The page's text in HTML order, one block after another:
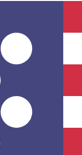
battre les